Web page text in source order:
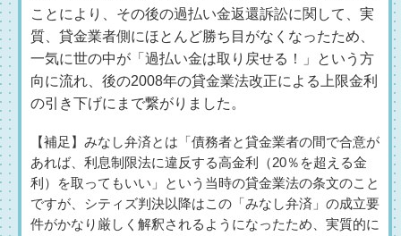
ことにより、その後の過払い金返還訴訟に関して、実
質、貸金業者側にほとんど勝ち目がなくなったため、
一気に世の中が「過払い金は取り戻せる！」という方
向に流れ、後の2008年の貸金業法改正による上限金利
の引き下げにまで繋がりました。
【補足】みなし弁済とは「債務者と貸金業者の間で合意が
あれば、利息制限法に違反する高金利（20％を超える金
利）を取ってもいい」という当時の貸金業法の条文のこと
ですが、シティズ判決以降はこの「みなし弁済」の成立要
件がかなり厳しく解釈されるようになったため、実質的に